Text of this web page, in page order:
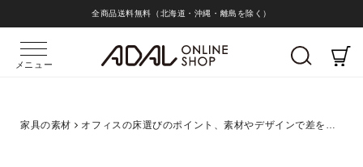
全商品送料無料（北海道・沖縄・離島を除く）
メニュー
家具の素材 オフィスの床選びのポイント、素材やデザインで差をつけるには